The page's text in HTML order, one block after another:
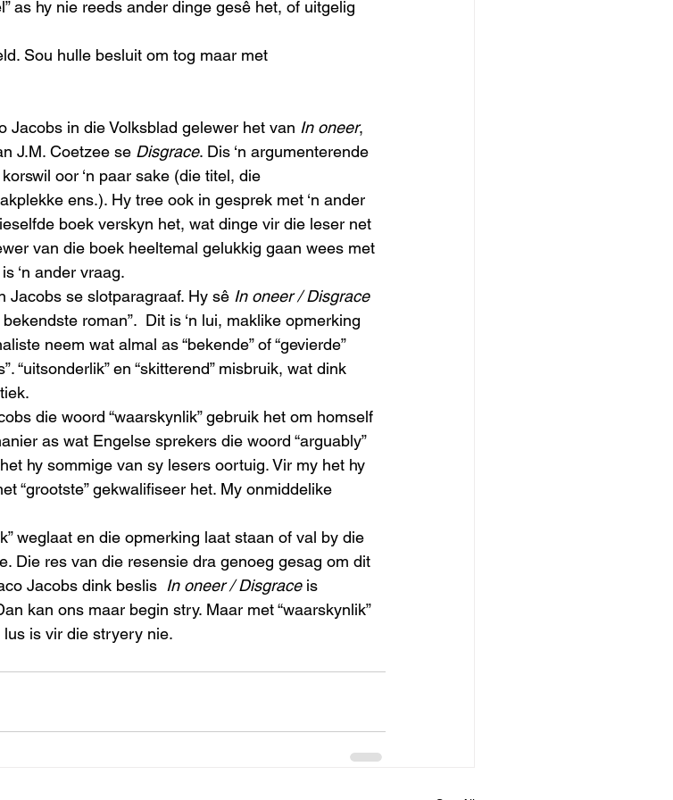
as hy nie reeds ander dinge gesê het, of uitgelig
Sou hulle besluit om tog maar met
Jacobs in die Volksblad gelewer het van In oneer,
J.M. Coetzee se Disgrace. Dis ‘n argumenterende
oor ‘n paar sake (die titel, die
ens.). Hy tree ook in gesprek met ‘n ander
boek verskyn het, wat dinge vir die leser net
van die boek heeltemal gelukkig gaan wees met
‘n ander vraag.
Jacobs se slotparagraaf. Hy sê In oneer / Disgrace
roman”.  Dit is ‘n lui, maklike opmerking
neem wat almal as “bekende” of “gevierde”
“uitsonderlik” en “skitterend” misbruik, wat dink
die woord “waarskynlik” gebruik het om homself
as wat Engelse sprekers die woord “arguably”
hy sommige van sy lesers oortuig. Vir my het hy
“grootste” gekwalifiseer het. My onmiddelike
weglaat en die opmerking laat staan of val by die
Die res van die resensie dra genoeg gesag om dit
Jacobs dink beslis In oneer / Disgrace is
kan ons maar begin stry. Maar met “waarskynlik”
is vir die stryery nie.